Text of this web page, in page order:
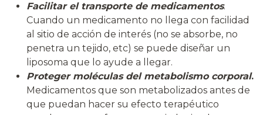
Facilitar el transporte de medicamentos.
Cuando un medicamento no llega con facilidad
al sitio de acción de interés (no se absorbe, no
penetra un tejido, etc) se puede diseñar un
liposoma que lo ayude a llegar.
Proteger moléculas del metabolismo corporal.
Medicamentos que son metabolizados antes de
que puedan hacer su efecto terapéutico